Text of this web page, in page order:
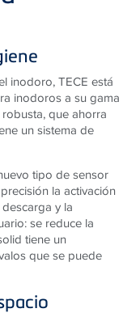
inodoro, TECE está
inodoros a su gama
que ahorra
un sistema de
tipo de sensor
la activación
y la
se reduce la
tiene un
que se puede